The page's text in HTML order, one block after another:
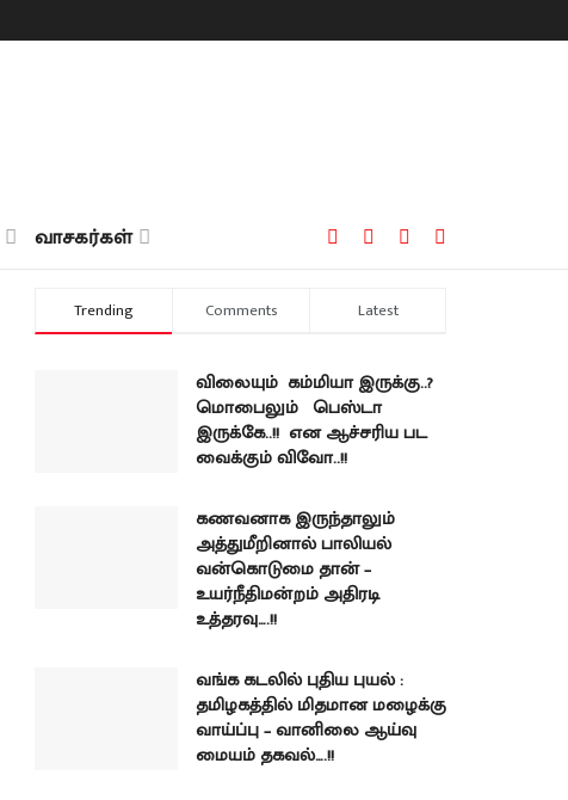
வாசகர்கள்
Trending Comments Latest
விலையும் கம்மியா இருக்கு..?
மொபைலும் பெஸ்டா
இருக்கே..!! என ஆச்சரிய பட
வைக்கும் விவோ..!!
கணவனாக இருந்தாலும்
அத்துமீறினால் பாலியல்
வன்கொடுமை தான் –
உயர்நீதிமன்றம் அதிரடி
உத்தரவு….!!
வங்க கடலில் புதிய புயல் :
தமிழகத்தில் மிதமான மழைக்கு
வாய்ப்பு – வானிலை ஆய்வு
மையம் தகவல்….!!